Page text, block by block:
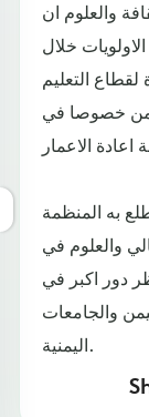
والعلوم ان
خلال
لقطاع التعليم
خصوصا في
به المنظمة
والعلوم في
دور اكبر في
والجامعات
اليمنية.